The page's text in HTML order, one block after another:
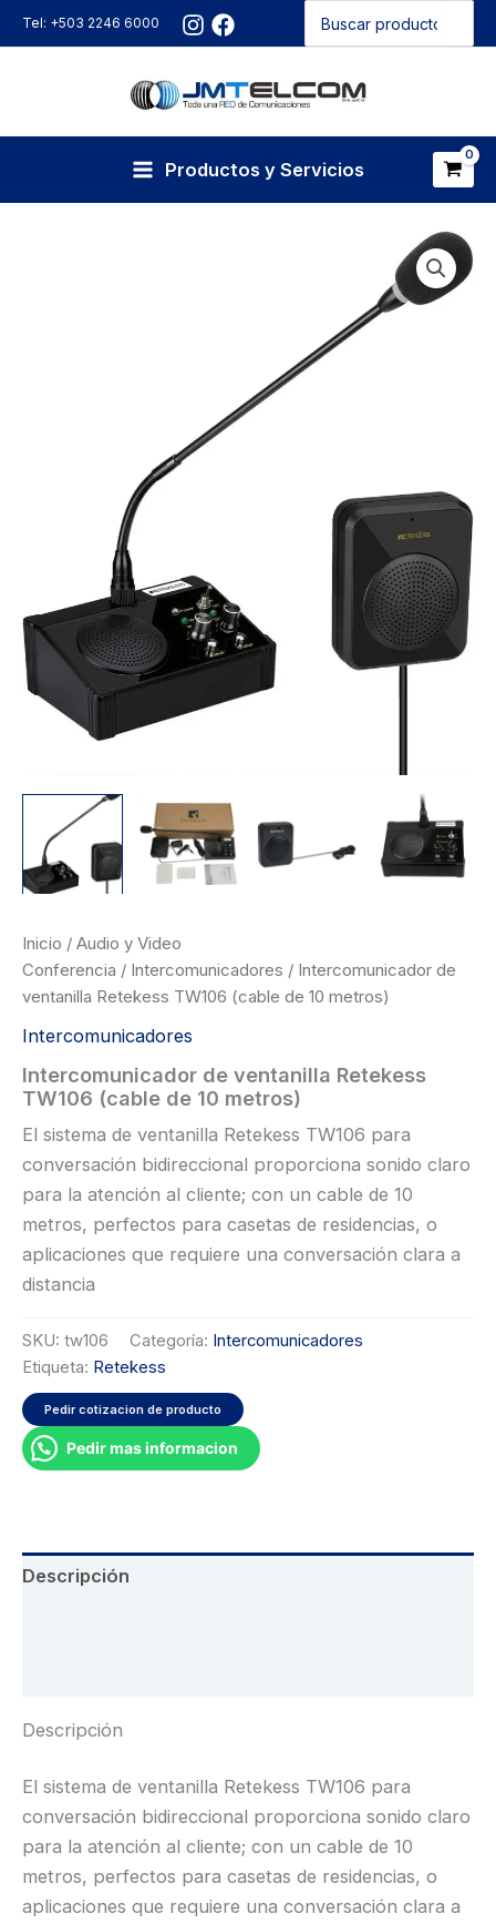
al
Tel: +503 2246 6000
por:
Productos y Servicios
Inicio / Audio y Video
Conferencia / Intercomunicadores / Intercomunicador de
ventanilla Retekess TW106 (cable de 10 metros)
Intercomunicadores
Intercomunicador de ventanilla Retekess
TW106 (cable de 10 metros)
El sistema de ventanilla Retekess TW106 para
conversación bidireccional proporciona sonido claro
para la atención al cliente; con un cable de 10
metros, perfectos para casetas de residencias, o
aplicaciones que requiere una conversación clara a
distancia
SKU: tw106 Categoría: Intercomunicadores
Etiqueta: Retekess
Pedir cotizacion de producto
Pedir mas informacion
Descripción
Descripción
El sistema de ventanilla Retekess TW106 para
conversación bidireccional proporciona sonido claro
para la atención al cliente; con un cable de 10
metros, perfectos para casetas de residencias, o
aplicaciones que requiere una conversación clara a